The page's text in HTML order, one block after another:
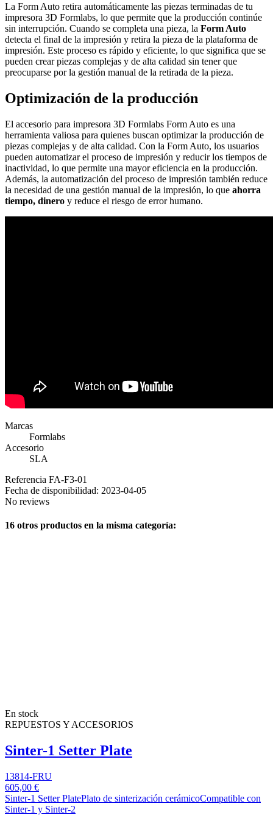
La Form Auto retira automáticamente las piezas terminadas de tu
impresora 3D Formlabs, lo que permite que la producción continúe
sin interrupción. Cuando se completa una pieza, la Form Auto
detecta el final de la impresión y retira la pieza de la plataforma de
impresión. Este proceso es rápido y eficiente, lo que significa que se
pueden crear piezas complejas y de alta calidad sin tener que
preocuparse por la gestión manual de la retirada de la pieza.
Optimización de la producción
El accesorio para impresora 3D Formlabs Form Auto es una
herramienta valiosa para quienes buscan optimizar la producción de
piezas complejas y de alta calidad. Con la Form Auto, los usuarios
pueden automatizar el proceso de impresión y reducir los tiempos de
inactividad, lo que permite una mayor eficiencia en la producción.
Además, la automatización del proceso de impresión también reduce
la necesidad de una gestión manual de la impresión, lo que ahorra
tiempo, dinero y reduce el riesgo de error humano.
Marcas
Formlabs
Accesorio
SLA
Referencia FA-F3-01
Fecha de disponibilidad: 2023-04-05
No reviews
16 otros productos en la misma categoría:
En stock
REPUESTOS Y ACCESORIOS
Sinter-1 Setter Plate
13814-FRU
605,00 €
Sinter-1 Setter PlatePlato de sinterización cerámicoCompatible con
Sinter-1 y Sinter-2